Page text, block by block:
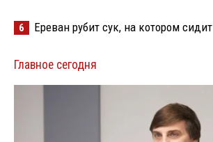
6 Ереван рубит сук, на котором сидит
Главное сегодня